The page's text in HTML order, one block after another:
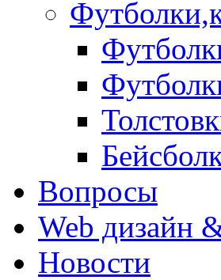
Вопросы
Web дизайн
Новости